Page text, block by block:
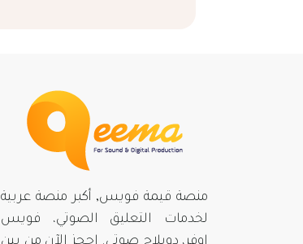
منصة قيمة فويس, أكبر منصة عربية
لخدمات التعليق الصوتي، فويس